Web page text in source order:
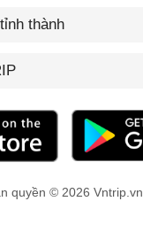
thành
quyền © 2026 Vntrip.vn